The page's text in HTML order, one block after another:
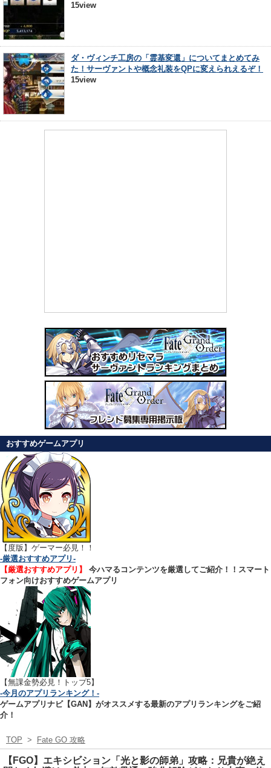
15view
ダ・ヴィンチ工房の「霊基変還」についてまとめてみ
た！サーヴァントや概念礼装をQPに変えられえるぞ！
15view
おすすめゲームアプリ
【 度版】ゲーマー必見！！
-厳選おすすめアプリ-
【厳選おすすめアプリ】
今ハマるコンテンツを厳選してご紹介！！スマート
フォン向けおすすめゲームアプリ
【無課金勢必見！トップ5】
-今月のアプリランキング！-
ゲームアプリナビ【GAN】がオススメする最新のアプリランキングをご紹
介！
TOP > Fate GO 攻略
【FGO】エキシビション「光と影の師弟」攻略：兄貴が絶え